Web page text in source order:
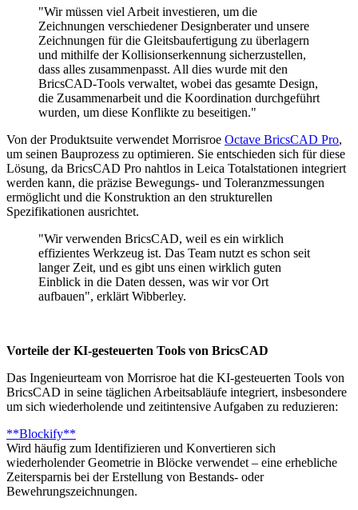
"Wir müssen viel Arbeit investieren, um die
Zeichnungen verschiedener Designberater und unsere
Zeichnungen für die Gleitsbaufertigung zu überlagern
und mithilfe der Kollisionserkennung sicherzustellen,
dass alles zusammenpasst. All dies wurde mit den
BricsCAD-Tools verwaltet, wobei das gesamte Design,
die Zusammenarbeit und die Koordination durchgeführt
wurden, um diese Konflikte zu beseitigen."
Von der Produktsuite verwendet Morrisroe Octave BricsCAD Pro,
um seinen Bauprozess zu optimieren. Sie entschieden sich für diese
Lösung, da BricsCAD Pro nahtlos in Leica Totalstationen integriert
werden kann, die präzise Bewegungs- und Toleranzmessungen
ermöglicht und die Konstruktion an den strukturellen
Spezifikationen ausrichtet.
"Wir verwenden BricsCAD, weil es ein wirklich
effizientes Werkzeug ist. Das Team nutzt es schon seit
langer Zeit, und es gibt uns einen wirklich guten
Einblick in die Daten dessen, was wir vor Ort
aufbauen", erklärt Wibberley.
Vorteile der KI-gesteuerten Tools von BricsCAD
Das Ingenieurteam von Morrisroe hat die KI-gesteuerten Tools von
BricsCAD in seine täglichen Arbeitsabläufe integriert, insbesondere
um sich wiederholende und zeitintensive Aufgaben zu reduzieren:
**Blockify**
Wird häufig zum Identifizieren und Konvertieren sich
wiederholender Geometrie in Blöcke verwendet – eine erhebliche
Zeitersparnis bei der Erstellung von Bestands- oder
Bewehrungszeichnungen.